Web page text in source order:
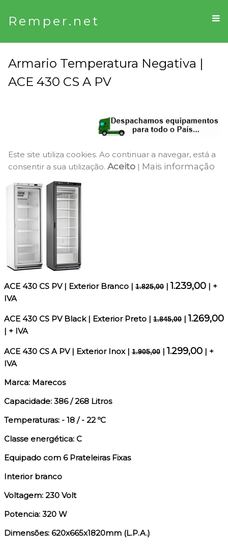
Remper.net
Armario Temperatura Negativa |
ACE 430 CS A PV
Este site utiliza cookies. Ao continuar a navegar, está a
consentir a sua utilização. Aceito | Mais informação
ACE 430 CS PV | Exterior Branco | 1.825,00 | 1.239,00 | +
IVA
ACE 430 CS PV Black | Exterior Preto | 1.845,00 | 1.269,00
| + IVA
ACE 430 CS A PV | Exterior Inox| 1.905,00 | 1.299,00 | +
IVA
Marca: Marecos
Capacidade: 386 / 268 Litros
Temperaturas: - 18 / - 22 ºC
Classe energética: C
Equipado com 6 Prateleiras Fixas
Interior branco
Voltagem: 230 Volt
Potencia: 320 W
Dimensões: 620x665x1820mm (L.P.A.)